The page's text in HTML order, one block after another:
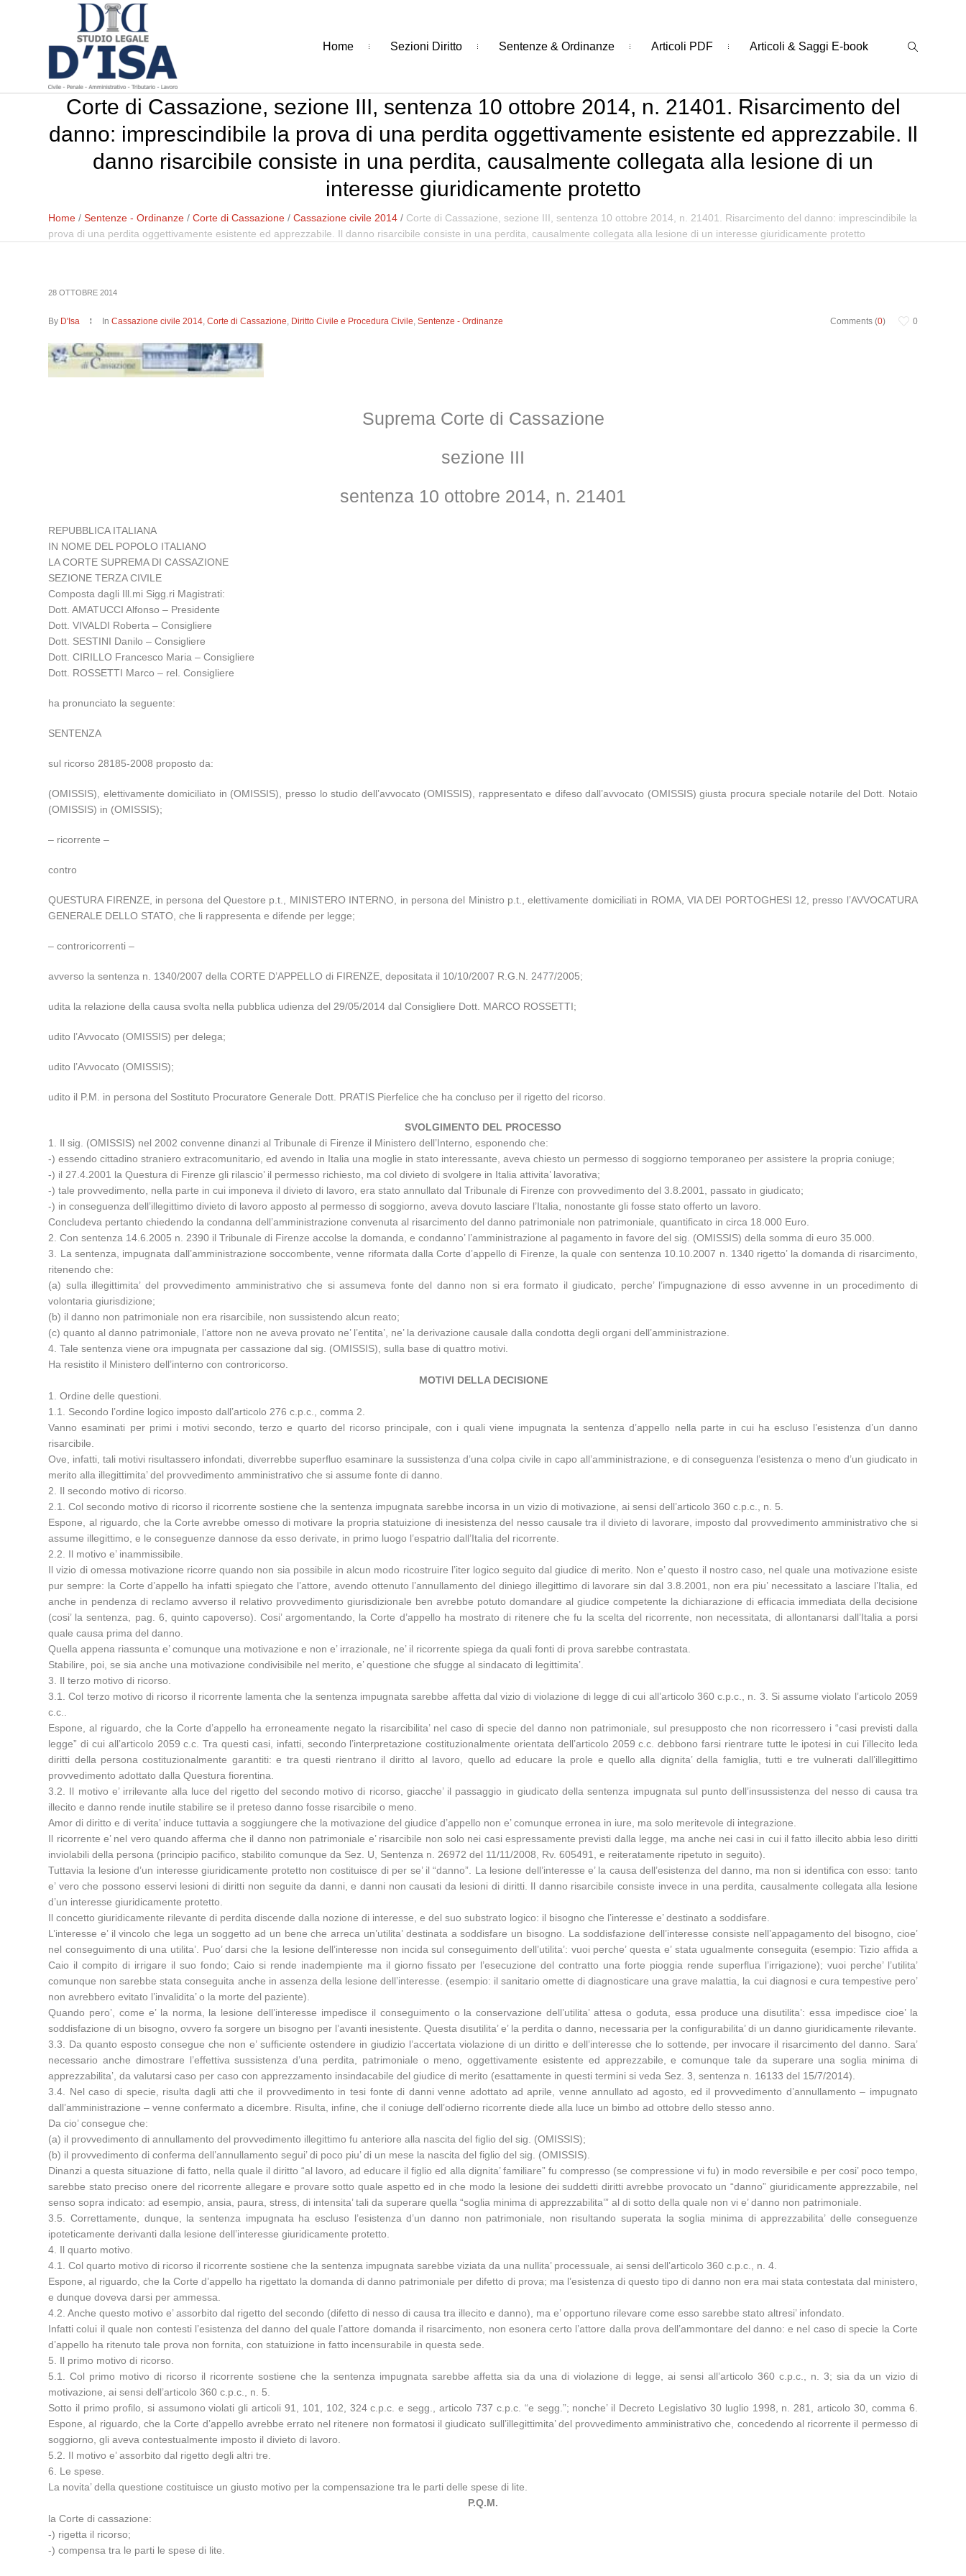
Home Sezioni Diritto Sentenze & Ordinanze Articoli PDF Articoli & Saggi E-book
Corte di Cassazione, sezione III, sentenza 10 ottobre 2014, n. 21401. Risarcimento del
danno: imprescindibile la prova di una perdita oggettivamente esistente ed apprezzabile. Il
danno risarcibile consiste in una perdita, causalmente collegata alla lesione di un
interesse giuridicamente protetto
Home /Sentenze - Ordinanze /Corte di Cassazione /Cassazione civile 2014 / Corte di Cassazione, sezione III, sentenza 10 ottobre 2014, n. 21401. Risarcimento del danno: imprescindibile la
prova di una perdita oggettivamente esistente ed apprezzabile. Il danno risarcibile consiste in una perdita, causalmente collegata alla lesione di un interesse giuridicamente protetto
28 OTTOBRE 2014
Comments (0) 0
By D'Isa InCassazione civile 2014,Corte di Cassazione, Diritto Civile e Procedura Civile,Sentenze - Ordinanze
Suprema Corte di Cassazione
sezione III
sentenza 10 ottobre 2014, n. 21401
REPUBBLICA ITALIANA
IN NOME DEL POPOLO ITALIANO
LA CORTE SUPREMA DI CASSAZIONE
SEZIONE TERZA CIVILE
Composta dagli Ill.mi Sigg.ri Magistrati:
Dott. AMATUCCI Alfonso – Presidente
Dott. VIVALDI Roberta – Consigliere
Dott. SESTINI Danilo – Consigliere
Dott. CIRILLO Francesco Maria – Consigliere
Dott. ROSSETTI Marco – rel. Consigliere
ha pronunciato la seguente:
SENTENZA
sul ricorso 28185-2008 proposto da:
(OMISSIS), elettivamente domiciliato in (OMISSIS), presso lo studio dell’avvocato (OMISSIS), rappresentato e difeso dall’avvocato (OMISSIS) giusta procura speciale notarile del Dott. Notaio
(OMISSIS) in (OMISSIS);
– ricorrente –
contro
QUESTURA FIRENZE, in persona del Questore p.t., MINISTERO INTERNO, in persona del Ministro p.t., elettivamente domiciliati in ROMA, VIA DEI PORTOGHESI 12, presso l’AVVOCATURA
GENERALE DELLO STATO, che li rappresenta e difende per legge;
– controricorrenti –
avverso la sentenza n. 1340/2007 della CORTE D’APPELLO di FIRENZE, depositata il 10/10/2007 R.G.N. 2477/2005;
udita la relazione della causa svolta nella pubblica udienza del 29/05/2014 dal Consigliere Dott. MARCO ROSSETTI;
udito l’Avvocato (OMISSIS) per delega;
udito l’Avvocato (OMISSIS);
udito il P.M. in persona del Sostituto Procuratore Generale Dott. PRATIS Pierfelice che ha concluso per il rigetto del ricorso.
SVOLGIMENTO DEL PROCESSO
1. Il sig. (OMISSIS) nel 2002 convenne dinanzi al Tribunale di Firenze il Ministero dell’Interno, esponendo che:
-) essendo cittadino straniero extracomunitario, ed avendo in Italia una moglie in stato interessante, aveva chiesto un permesso di soggiorno temporaneo per assistere la propria coniuge;
-) il 27.4.2001 la Questura di Firenze gli rilascio’ il permesso richiesto, ma col divieto di svolgere in Italia attivita’ lavorativa;
-) tale provvedimento, nella parte in cui imponeva il divieto di lavoro, era stato annullato dal Tribunale di Firenze con provvedimento del 3.8.2001, passato in giudicato;
-) in conseguenza dell’illegittimo divieto di lavoro apposto al permesso di soggiorno, aveva dovuto lasciare l’Italia, nonostante gli fosse stato offerto un lavoro.
Concludeva pertanto chiedendo la condanna dell’amministrazione convenuta al risarcimento del danno patrimoniale non patrimoniale, quantificato in circa 18.000 Euro.
2. Con sentenza 14.6.2005 n. 2390 il Tribunale di Firenze accolse la domanda, e condanno’ l’amministrazione al pagamento in favore del sig. (OMISSIS) della somma di euro 35.000.
3. La sentenza, impugnata dall’amministrazione soccombente, venne riformata dalla Corte d’appello di Firenze, la quale con sentenza 10.10.2007 n. 1340 rigetto’ la domanda di risarcimento,
ritenendo che:
(a) sulla illegittimita’ del provvedimento amministrativo che si assumeva fonte del danno non si era formato il giudicato, perche’ l’impugnazione di esso avvenne in un procedimento di
volontaria giurisdizione;
(b) il danno non patrimoniale non era risarcibile, non sussistendo alcun reato;
(c) quanto al danno patrimoniale, l’attore non ne aveva provato ne’ l’entita’, ne’ la derivazione causale dalla condotta degli organi dell’amministrazione.
4. Tale sentenza viene ora impugnata per cassazione dal sig. (OMISSIS), sulla base di quattro motivi.
Ha resistito il Ministero dell’interno con controricorso.
MOTIVI DELLA DECISIONE
1. Ordine delle questioni.
1.1. Secondo l’ordine logico imposto dall’articolo 276 c.p.c., comma 2.
Vanno esaminati per primi i motivi secondo, terzo e quarto del ricorso principale, con i quali viene impugnata la sentenza d’appello nella parte in cui ha escluso l’esistenza d’un danno
risarcibile.
Ove, infatti, tali motivi risultassero infondati, diverrebbe superfluo esaminare la sussistenza d’una colpa civile in capo all’amministrazione, e di conseguenza l’esistenza o meno d’un giudicato in
merito alla illegittimita’ del provvedimento amministrativo che si assume fonte di danno.
2. Il secondo motivo di ricorso.
2.1. Col secondo motivo di ricorso il ricorrente sostiene che la sentenza impugnata sarebbe incorsa in un vizio di motivazione, ai sensi dell’articolo 360 c.p.c., n. 5.
Espone, al riguardo, che la Corte avrebbe omesso di motivare la propria statuizione di inesistenza del nesso causale tra il divieto di lavorare, imposto dal provvedimento amministrativo che si
assume illegittimo, e le conseguenze dannose da esso derivate, in primo luogo l’espatrio dall’Italia del ricorrente.
2.2. Il motivo e’ inammissibile.
Il vizio di omessa motivazione ricorre quando non sia possibile in alcun modo ricostruire l’iter logico seguito dal giudice di merito. Non e’ questo il nostro caso, nel quale una motivazione esiste
pur sempre: la Corte d’appello ha infatti spiegato che l’attore, avendo ottenuto l’annullamento del diniego illegittimo di lavorare sin dal 3.8.2001, non era piu’ necessitato a lasciare l’Italia, ed
anche in pendenza di reclamo avverso il relativo provvedimento giurisdizionale ben avrebbe potuto domandare al giudice competente la dichiarazione di efficacia immediata della decisione
(cosi’ la sentenza, pag. 6, quinto capoverso). Cosi’ argomentando, la Corte d’appello ha mostrato di ritenere che fu la scelta del ricorrente, non necessitata, di allontanarsi dall’Italia a porsi
quale causa prima del danno.
Quella appena riassunta e’ comunque una motivazione e non e’ irrazionale, ne’ il ricorrente spiega da quali fonti di prova sarebbe contrastata.
Stabilire, poi, se sia anche una motivazione condivisibile nel merito, e’ questione che sfugge al sindacato di legittimita’.
3. Il terzo motivo di ricorso.
3.1. Col terzo motivo di ricorso il ricorrente lamenta che la sentenza impugnata sarebbe affetta dal vizio di violazione di legge di cui all’articolo 360 c.p.c., n. 3. Si assume violato l’articolo 2059
c.c..
Espone, al riguardo, che la Corte d’appello ha erroneamente negato la risarcibilita’ nel caso di specie del danno non patrimoniale, sul presupposto che non ricorressero i “casi previsti dalla
legge” di cui all’articolo 2059 c.c. Tra questi casi, infatti, secondo l’interpretazione costituzionalmente orientata dell’articolo 2059 c.c. debbono farsi rientrare tutte le ipotesi in cui l’illecito leda
diritti della persona costituzionalmente garantiti: e tra questi rientrano il diritto al lavoro, quello ad educare la prole e quello alla dignita’ della famiglia, tutti e tre vulnerati dall’illegittimo
provvedimento adottato dalla Questura fiorentina.
3.2. Il motivo e’ irrilevante alla luce del rigetto del secondo motivo di ricorso, giacche’ il passaggio in giudicato della sentenza impugnata sul punto dell’insussistenza del nesso di causa tra
illecito e danno rende inutile stabilire se il preteso danno fosse risarcibile o meno.
Amor di diritto e di verita’ induce tuttavia a soggiungere che la motivazione del giudice d’appello non e’ comunque erronea in iure, ma solo meritevole di integrazione.
Il ricorrente e’ nel vero quando afferma che il danno non patrimoniale e’ risarcibile non solo nei casi espressamente previsti dalla legge, ma anche nei casi in cui il fatto illecito abbia leso diritti
inviolabili della persona (principio pacifico, stabilito comunque da Sez. U, Sentenza n. 26972 del 11/11/2008, Rv. 605491, e reiteratamente ripetuto in seguito).
Tuttavia la lesione d’un interesse giuridicamente protetto non costituisce di per se’ il “danno”. La lesione dell’interesse e’ la causa dell’esistenza del danno, ma non si identifica con esso: tanto
e’ vero che possono esservi lesioni di diritti non seguite da danni, e danni non causati da lesioni di diritti. Il danno risarcibile consiste invece in una perdita, causalmente collegata alla lesione
d’un interesse giuridicamente protetto.
Il concetto giuridicamente rilevante di perdita discende dalla nozione di interesse, e del suo substrato logico: il bisogno che l’interesse e’ destinato a soddisfare.
L’interesse e’ il vincolo che lega un soggetto ad un bene che arreca un’utilita’ destinata a soddisfare un bisogno. La soddisfazione dell’interesse consiste nell’appagamento del bisogno, cioe’
nel conseguimento di una utilita’. Puo’ darsi che la lesione dell’interesse non incida sul conseguimento dell’utilita’: vuoi perche’ questa e’ stata ugualmente conseguita (esempio: Tizio affida a
Caio il compito di irrigare il suo fondo; Caio si rende inadempiente ma il giorno fissato per l’esecuzione del contratto una forte pioggia rende superflua l’irrigazione); vuoi perche’ l’utilita’
comunque non sarebbe stata conseguita anche in assenza della lesione dell’interesse. (esempio: il sanitario omette di diagnosticare una grave malattia, la cui diagnosi e cura tempestive pero’
non avrebbero evitato l’invalidita’ o la morte del paziente).
Quando pero’, come e’ la norma, la lesione dell’interesse impedisce il conseguimento o la conservazione dell’utilita’ attesa o goduta, essa produce una disutilita’: essa impedisce cioe’ la
soddisfazione di un bisogno, ovvero fa sorgere un bisogno per l’avanti inesistente. Questa disutilita’ e’ la perdita o danno, necessaria per la configurabilita’ di un danno giuridicamente rilevante.
3.3. Da quanto esposto consegue che non e’ sufficiente ostendere in giudizio l’accertata violazione di un diritto e dell’interesse che lo sottende, per invocare il risarcimento del danno. Sara’
necessario anche dimostrare l’effettiva sussistenza d’una perdita, patrimoniale o meno, oggettivamente esistente ed apprezzabile, e comunque tale da superare una soglia minima di
apprezzabilita’, da valutarsi caso per caso con apprezzamento insindacabile del giudice di merito (esattamente in questi termini si veda Sez. 3, sentenza n. 16133 del 15/7/2014).
3.4. Nel caso di specie, risulta dagli atti che il provvedimento in tesi fonte di danni venne adottato ad aprile, venne annullato ad agosto, ed il provvedimento d’annullamento – impugnato
dall’amministrazione – venne confermato a dicembre. Risulta, infine, che il coniuge dell’odierno ricorrente diede alla luce un bimbo ad ottobre dello stesso anno.
Da cio’ consegue che:
(a) il provvedimento di annullamento del provvedimento illegittimo fu anteriore alla nascita del figlio del sig. (OMISSIS);
(b) il provvedimento di conferma dell’annullamento segui’ di poco piu’ di un mese la nascita del figlio del sig. (OMISSIS).
Dinanzi a questa situazione di fatto, nella quale il diritto “al lavoro, ad educare il figlio ed alla dignita’ familiare” fu compresso (se compressione vi fu) in modo reversibile e per cosi’ poco tempo,
sarebbe stato preciso onere del ricorrente allegare e provare sotto quale aspetto ed in che modo la lesione dei suddetti diritti avrebbe provocato un “danno” giuridicamente apprezzabile, nel
senso sopra indicato: ad esempio, ansia, paura, stress, di intensita’ tali da superare quella “soglia minima di apprezzabilita’” al di sotto della quale non vi e’ danno non patrimoniale.
3.5. Correttamente, dunque, la sentenza impugnata ha escluso l’esistenza d’un danno non patrimoniale, non risultando superata la soglia minima di apprezzabilita’ delle conseguenze
ipoteticamente derivanti dalla lesione dell’interesse giuridicamente protetto.
4. Il quarto motivo.
4.1. Col quarto motivo di ricorso il ricorrente sostiene che la sentenza impugnata sarebbe viziata da una nullita’ processuale, ai sensi dell’articolo 360 c.p.c., n. 4.
Espone, al riguardo, che la Corte d’appello ha rigettato la domanda di danno patrimoniale per difetto di prova; ma l’esistenza di questo tipo di danno non era mai stata contestata dal ministero,
e dunque doveva darsi per ammessa.
4.2. Anche questo motivo e’ assorbito dal rigetto del secondo (difetto di nesso di causa tra illecito e danno), ma e’ opportuno rilevare come esso sarebbe stato altresi’ infondato.
Infatti colui il quale non contesti l’esistenza del danno del quale l’attore domanda il risarcimento, non esonera certo l’attore dalla prova dell’ammontare del danno: e nel caso di specie la Corte
d’appello ha ritenuto tale prova non fornita, con statuizione in fatto incensurabile in questa sede.
5. Il primo motivo di ricorso.
5.1. Col primo motivo di ricorso il ricorrente sostiene che la sentenza impugnata sarebbe affetta sia da una di violazione di legge, ai sensi all’articolo 360 c.p.c., n. 3; sia da un vizio di
motivazione, ai sensi dell’articolo 360 c.p.c., n. 5.
Sotto il primo profilo, si assumono violati gli articoli 91, 101, 102, 324 c.p.c. e segg., articolo 737 c.p.c. “e segg.”; nonche’ il Decreto Legislativo 30 luglio 1998, n. 281, articolo 30, comma 6.
Espone, al riguardo, che la Corte d’appello avrebbe errato nel ritenere non formatosi il giudicato sull’illegittimita’ del provvedimento amministrativo che, concedendo al ricorrente il permesso di
soggiorno, gli aveva contestualmente imposto il divieto di lavoro.
5.2. Il motivo e’ assorbito dal rigetto degli altri tre.
6. Le spese.
La novita’ della questione costituisce un giusto motivo per la compensazione tra le parti delle spese di lite.
P.Q.M.
la Corte di cassazione:
-) rigetta il ricorso;
-) compensa tra le parti le spese di lite.